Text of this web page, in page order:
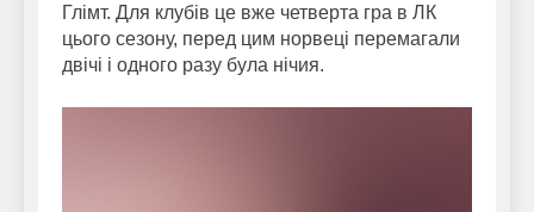
Глімт. Для клубів це вже четверта гра в ЛК
цього сезону, перед цим норвеці перемагали
двічі і одного разу була нічия.